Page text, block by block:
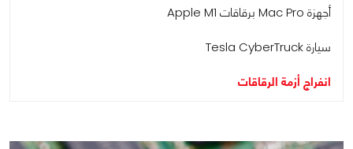
أجهزة Mac Pro برقاقات Apple M1
سيارة Tesla CyberTruck
انفراج أزمة الرقاقات